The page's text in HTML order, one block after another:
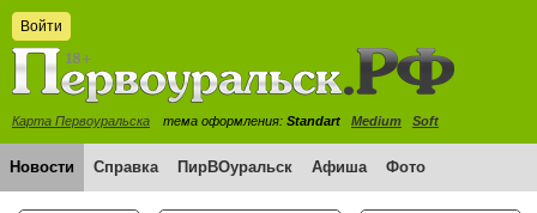
Войти
Карта Первоуральска тема оформления: Standart Medium Soft
Новости Справка ПирВОуральск Афиша Фото